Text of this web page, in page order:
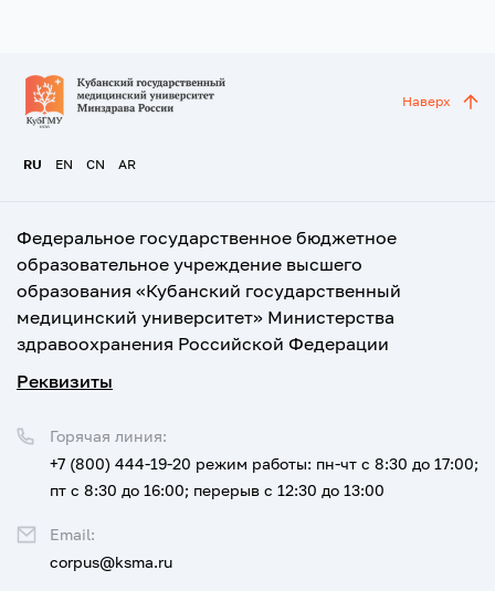
RU EN CN AR
Наверх
Федеральное государственное бюджетное
образовательное учреждение высшего
образования «Кубанский государственный
медицинский университет» Министерства
здравоохранения Российской Федерации
Реквизиты
Горячая линия:
+7 (800) 444-19-20 режим работы: пн-чт с 8:30 до 17:00;
пт с 8:30 до 16:00; перерыв с 12:30 до 13:00
Email:
corpus@ksma.ru